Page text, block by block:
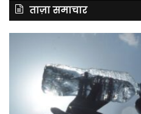
ताज़ा समाचार